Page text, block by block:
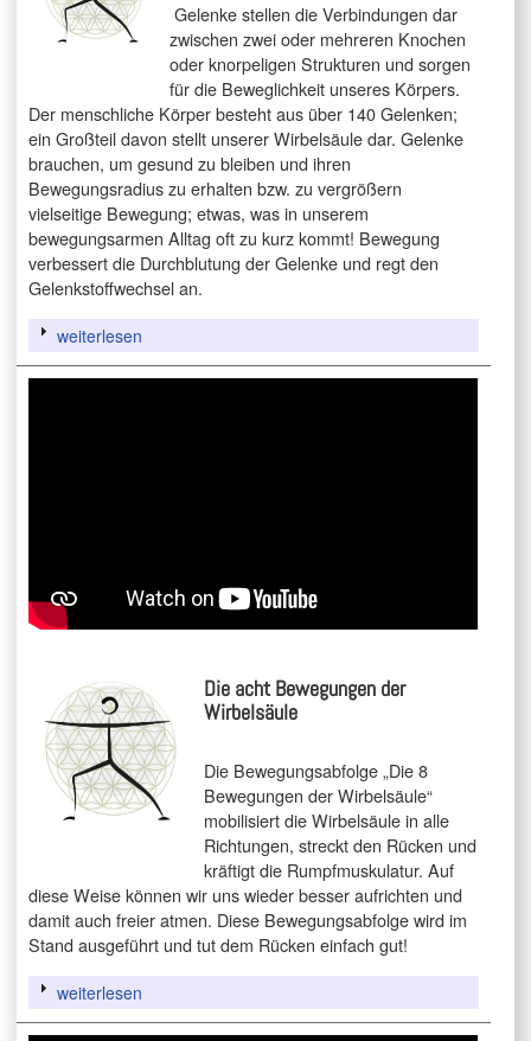
Gelenke stellen die Verbindungen dar
zwischen zwei oder mehreren Knochen
oder knorpeligen Strukturen und sorgen
für die Beweglichkeit unseres Körpers.
Der menschliche Körper besteht aus über 140 Gelenken;
ein Großteil davon stellt unserer Wirbelsäule dar. Gelenke
brauchen, um gesund zu bleiben und ihren
Bewegungsradius zu erhalten bzw. zu vergrößern
vielseitige Bewegung; etwas, was in unserem
bewegungsarmen Alltag oft zu kurz kommt! Bewegung
verbessert die Durchblutung der Gelenke und regt den
Gelenkstoffwechsel an.
weiterlesen
Die acht Bewegungen der
Wirbelsäule
Die Bewegungsabfolge „Die 8
Bewegungen der Wirbelsäule“
mobilisiert die Wirbelsäule in alle
Richtungen, streckt den Rücken und
kräftigt die Rumpfmuskulatur. Auf
diese Weise können wir uns wieder besser aufrichten und
damit auch freier atmen. Diese Bewegungsabfolge wird im
Stand ausgeführt und tut dem Rücken einfach gut!
weiterlesen